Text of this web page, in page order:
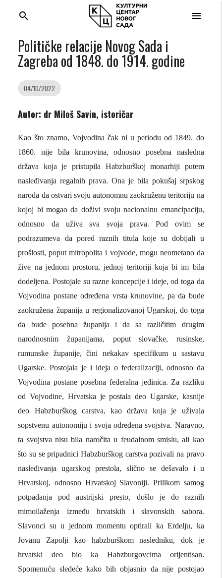
menu
search
Političke relacije Novog Sada i
Zagreba od 1848. do 1914. godine
04/10/2022
Autor: dr Miloš Savin, istoričar
Kao što znamo, Vojvodina čak ni u periodu od 1849. do
1860. nije bila krunovina, odnosno posebna nasledna
država koja je pristupila Habzburškoj monarhiji putem
nasleđivanja regalnih prava. Ona je bila pokušaj srpskog
naroda da ostvari svoju autonomnu zaokruženu teritoriju na
kojoj bi mogao da doživi svoju nacionalnu emancipaciju,
odnosno da uživa sva svoja prava. Pod ovim se
podrazumeva da pored raznih titula koje su dobijali u
prošlosti, poput mitropolita i vojvode, mogu neometano da
žive na jednom prostoru, jednoj teritoriji koja bi im bila
dodeljena. Postojale su razne koncepcije i ideje, od toga da
Vojvodina postane određena vrsta krunovine, pa da bude
zaokružena županija u regionalizovanoj Ugarskoj, do toga
da bude posebna županija i da sa različitim drugim
narodnosnim županijama, poput slovačke, rusinske,
rumunske županije, čini nekakav specifikum u sastavu
Ugarske. Postojala je i ideja o federalizaciji, odnosno da
Vojvodina postane posebna federalna jedinica. Za razliku
od Vojvodine, Hrvatska je postala deo Ugarske, kasnije
deo Habzburškog carstva, kao država koja je uživala
sopstvenu autonomiju i svoja određena svojstva. Naravno,
ta svojstva nisu bila naročita u feudalnom smislu, ali kao
što su se pripadnici Habzburškog carstva pozivali na pravo
nasleđivanja ugarskog prestola, slično se dešavalo i u
Hrvatskoj, odnosno Hrvatskoj Slavoniji. Prilikom samog
potpadanja pod austrijski presto, došlo je do raznih
mimoilaženja između hrvatskih i slavonskih sabora.
Slavonci su u jednom momentu optirali ka Erdelju, ka
Jovanu Zapolji kao habzburškom nasledniku, dok je
hrvatski deo bio ka Habzburgovcima orijentisan.
Spomenuću sledeće kako bih objasnio da nije postojao